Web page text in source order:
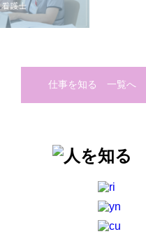
仕事を知る 一覧へ